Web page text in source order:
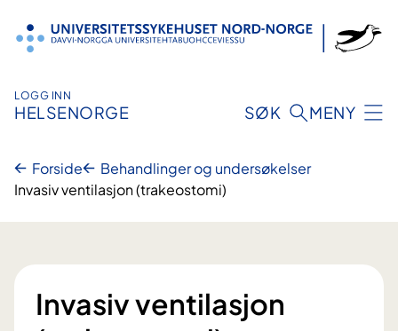
innhold
LOGG INN
HELSENORGE SØK MENY
Forside
Behandlinger og undersøkelser
Invasiv ventilasjon (trakeostomi)
Invasiv ventilasjon